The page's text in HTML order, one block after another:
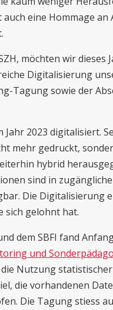
eine Hommage an
möchten wir dieses
Digitalisierung
Tagung sowie der
2023 digitalisiert.
mehr gedruckt,
hybrid
sind in
Die Digitalisierung
sich gelohnt hat.
dem SBFI fand
und
Nutzung
die vorhandenen
Die Tagung stiess